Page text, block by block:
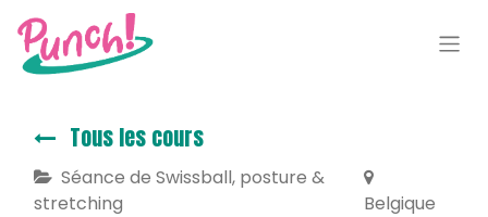
Tous les cours
Séance de Swissball, posture &
stretching
Belgique